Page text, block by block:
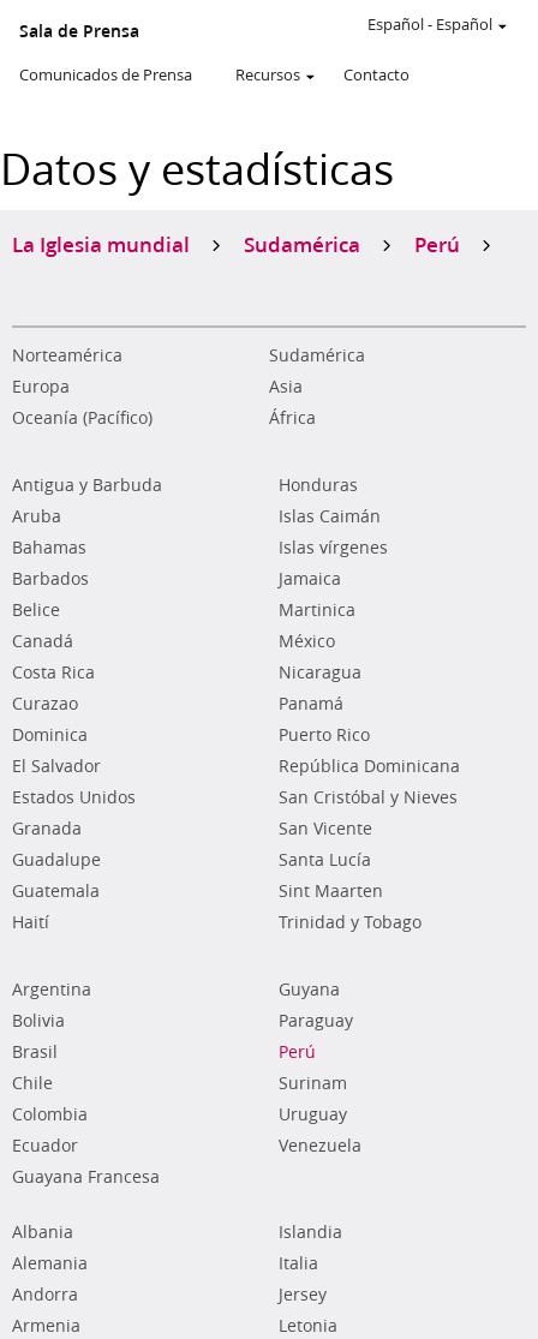
Sala de Prensa
Comunicados de Prensa Recursos Contacto
Español- Español
Datos y estadísticas
La Iglesia mundial Sudamérica Perú
Norteamérica
Sudamérica
Europa
Asia
Oceanía (Pacífico)
África
Antigua y Barbuda
Aruba
Bahamas
Barbados
Belice
Canadá
Costa Rica
Curazao
Dominica
El Salvador
Estados Unidos
Granada
Guadalupe
Guatemala
Haití
Honduras
Islas Caimán
Islas vírgenes
Jamaica
Martinica
México
Nicaragua
Panamá
Puerto Rico
República Dominicana
San Cristóbal y Nieves
San Vicente
Santa Lucía
Sint Maarten
Trinidad y Tobago
Argentina
Bolivia
Brasil
Chile
Colombia
Ecuador
Guayana Francesa
Guyana
Paraguay
Perú
Surinam
Uruguay
Venezuela
Albania
Alemania
Andorra
Armenia
Islandia
Italia
Jersey
Letonia